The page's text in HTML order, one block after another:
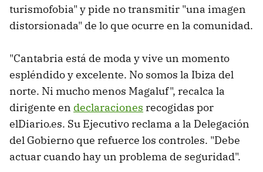
turismofobia" y pide no transmitir "una imagen
distorsionada" de lo que ocurre en la comunidad.
"Cantabria está de moda y vive un momento
espléndido y excelente. No somos la Ibiza del
norte. Ni mucho menos Magaluf", recalca la
dirigente en declaraciones recogidas por
elDiario.es. Su Ejecutivo reclama a la Delegación
del Gobierno que refuerce los controles. "Debe
actuar cuando hay un problema de seguridad".